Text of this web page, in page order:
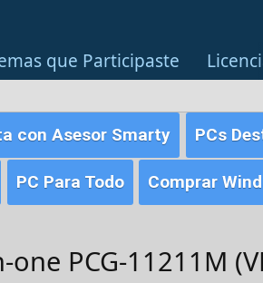
que Participaste
con Asesor Smarty PCs
PC Para Todo Comprar
one PCG-11211M